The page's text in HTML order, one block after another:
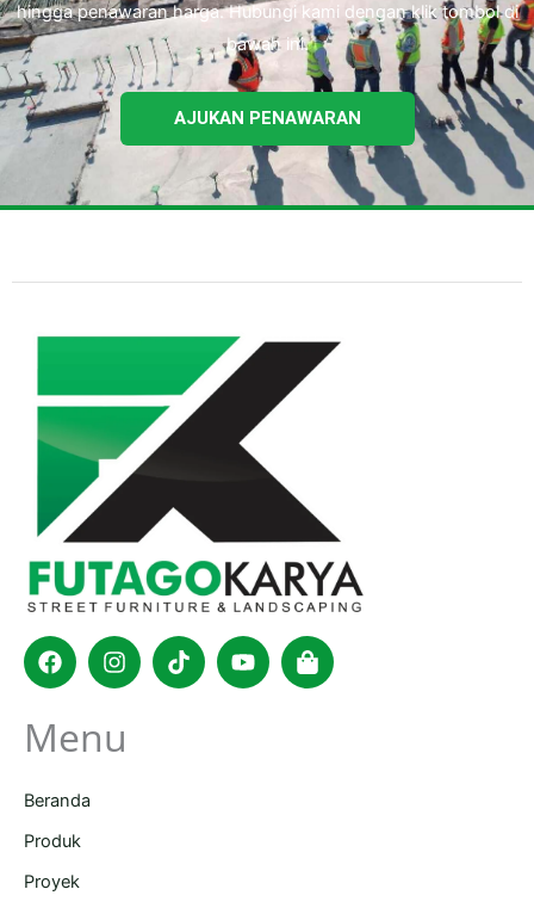
hingga penawaran harga. Hubungi kami dengan klik tombol di
bawah ini.
AJUKAN PENAWARAN
FacebookInstagram
TiktokYoutubeShopping-
bag
Menu
Beranda
Produk
Proyek